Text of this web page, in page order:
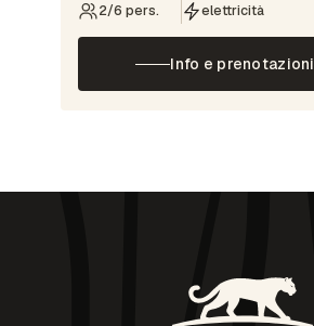
2/6 pers. elettricità
Info e prenotazioni